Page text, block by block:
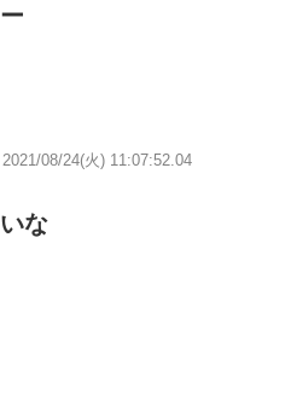
2021/08/24(火) 11:07:52.04
な